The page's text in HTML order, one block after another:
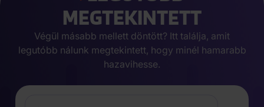
MEGTEKINTETT
Végül másabb mellett döntött? Itt találja, amit
legutóbb nálunk megtekintett, hogy minél hamarabb
hazavihesse.